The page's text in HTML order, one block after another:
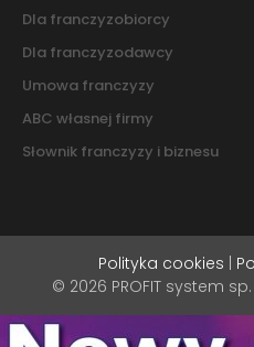
Dla franczyzobiorcy
Dla franczyzodawcy
Umowa franczyzy
ABC własnej firmy
Słownik franczyzy i biznesu
Polityka cookies |
© 2026 PROFIT system